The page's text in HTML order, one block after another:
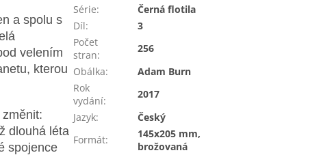
a spolu s
velením
kterou
dlouhá léta
spojence
Série:
Černá flotila
Díl:
3
Počet
stran:
256
Obálka:
Adam Burn
Rok
vydání:
2017
Jazyk:
Český
Formát:
145x205 mm,
brožovaná